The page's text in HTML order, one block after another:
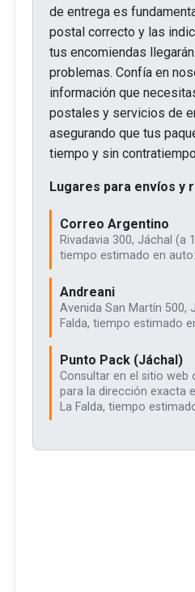
de entrega es
postal correcto y las
tus encomiendas
problemas. Confía en
información que
postales y servicios de
asegurando que tus
tiempo y sin
Lugares para envíos y
Correo Argentino
Rivadavia 300, Jáchal (a
tiempo estimado en
Andreani
Avenida San Martín 500,
Falda, tiempo estimado
Punto Pack (Jáchal)
Consultar en el sitio web
para la dirección exacta
La Falda, tiempo